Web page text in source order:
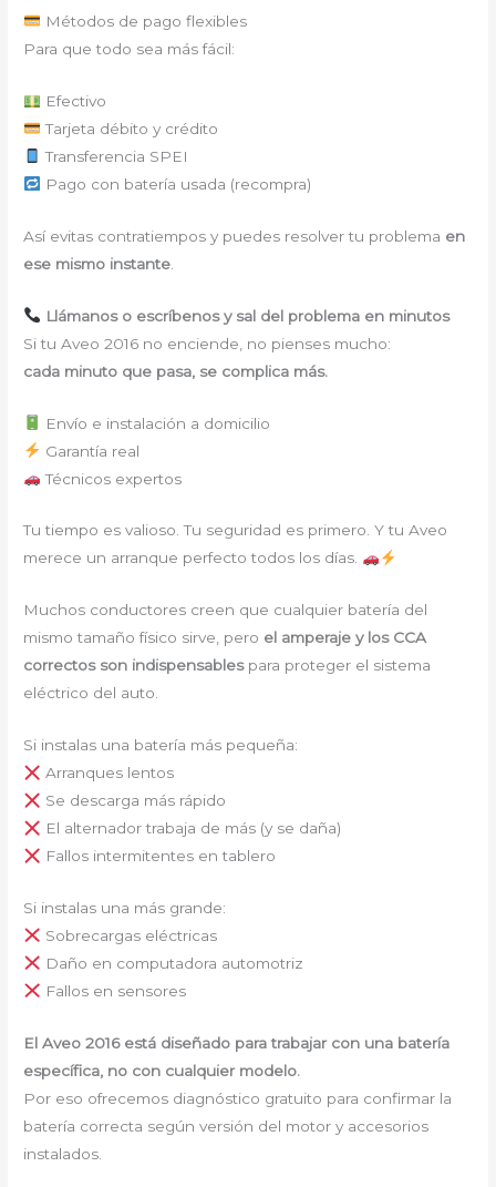
Métodos de pago flexibles
Para que todo sea más fácil:
Efectivo
Tarjeta débito y crédito
Transferencia SPEI
Pago con batería usada (recompra)
Así evitas contratiempos y puedes resolver tu problema en
ese mismo instante
Llámanos o escríbenos y sal del problema en minutos
Si tu Aveo 2016 no enciende, no pienses mucho:
cada minuto que pasa, se complica más.
Envío e instalación a domicilio
Garantía real
Técnicos expertos
Tu tiempo es valioso. Tu seguridad es primero. Y tu Aveo
merece un arranque perfecto todos los días.
Muchos conductores creen que cualquier batería del
mismo tamaño físico sirve, pero el amperaje y los CCA
correctos son indispensablespara proteger el sistema
eléctrico del auto.
Si instalas una batería más pequeña:
Arranques lentos
Se descarga más rápido
El alternador trabaja de más (y se daña)
Fallos intermitentes en tablero
Si instalas una más grande:
Sobrecargas eléctricas
Daño en computadora automotriz
Fallos en sensores
El Aveo 2016 está diseñado para trabajar con una batería
específica, no con cualquier modelo.
Por eso ofrecemos diagnóstico gratuito para confirmar la
batería correcta según versión del motor y accesorios
instalados.